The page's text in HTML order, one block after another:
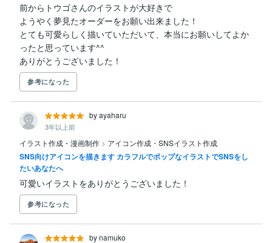
前からトウゴさんのイラストが大好きで
ようやく夢見たオーダーをお願い出来ました！
とても可愛らしく描いていただいて、本当にお願いしてよか
ったと思っています^^
ありがとうございました！
参考になった
by ayaharu
3年以上前
イラスト作成・漫画制作 > アイコン作成・SNSイラスト作成
SNS向けアイコンを描きます カラフルでポップなイラストでSNSをし
たいあなたへ
可愛いイラストをありがとうございました！
参考になった
by namuko